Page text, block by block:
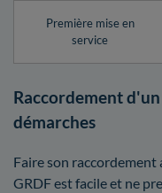
Première mise en
service
Raccordement
démarches
Faire son raccordement
GRDF est facile et ne